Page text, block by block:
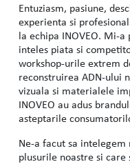
Entuziasm, pasiune,
experienta si
la echipa INOVEO. Mi-
inteles piata si
workshop-urile extrem
reconstruirea ADN-ului
vizuala si materialele
INOVEO au adus
asteptarile
Ne-a facut sa
plusurile noastre si